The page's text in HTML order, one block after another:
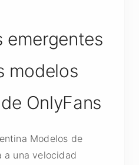
emergentes
modelos
OnlyFans
Modelos de
a una velocidad